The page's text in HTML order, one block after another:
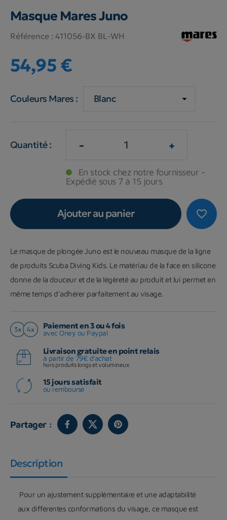
Masque Mares Juno
Référence : 411056-BX BL-WH
54,95 €
Couleurs Mares :
Quantité : - +
En stock chez notre fournisseur -
Expédié sous 7 à 15 jours
favorite_border
Ajouter au panier
Le masque de plongée Juno est le nouveau masque de la ligne
de produits Scuba Diving Kids. Le matériau de la face en silicone
donne de la douceur et de la légèreté au produit et lui permet en
même temps d'adhérer parfaitement au visage.
Paiement en 3 ou 4 fois
avec Oney ou Paypal
Livraison gratuite en point relais
à partir de 79€ d'achat
hors produits longs et volumineux
15 jours satisfait
ou remboursé
Partager :
Description
Pour un ajustement supplémentaire et une adaptabilité
aux différentes conformations du visage, ce masque est